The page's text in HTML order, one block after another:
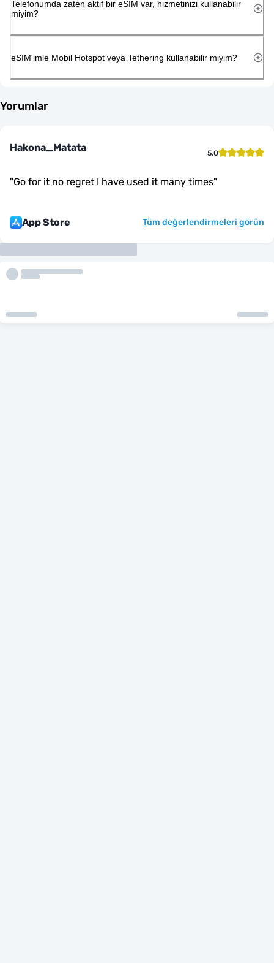
Telefonumda zaten aktif bir eSIM var, hizmetinizi kullanabilir
miyim?
eSIM'imle Mobil Hotspot veya Tethering kullanabilir miyim?
Yorumlar
Hakona_Matata 5.0
"Go for it no regret I have used it many times"
App Store Tüm değerlendirmeleri görün